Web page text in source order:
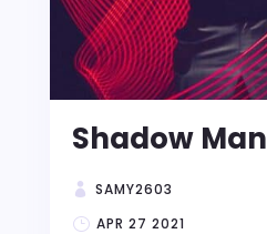
Shadow Man
SAMY2603
APR 27 2021